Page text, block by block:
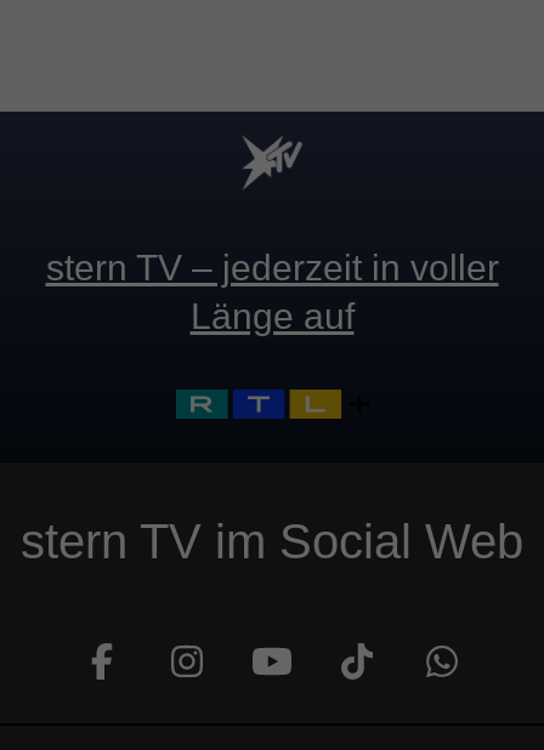
stern TV – jederzeit in voller
Länge auf
stern TV im Social Web